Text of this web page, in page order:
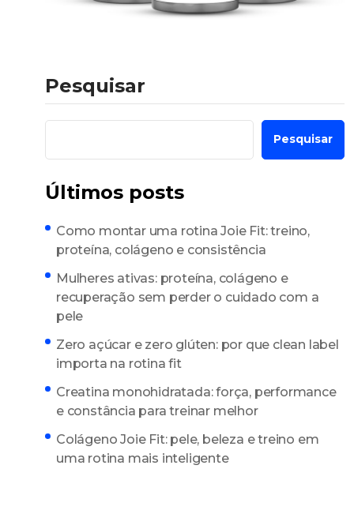
Pesquisar
Pesquisar
Últimos posts
Como montar uma rotina Joie Fit: treino,
proteína, colágeno e consistência
Mulheres ativas: proteína, colágeno e
recuperação sem perder o cuidado com a
pele
Zero açúcar e zero glúten: por que clean label
importa na rotina fit
Creatina monohidratada: força, performance
e constância para treinar melhor
Colágeno Joie Fit: pele, beleza e treino em
uma rotina mais inteligente